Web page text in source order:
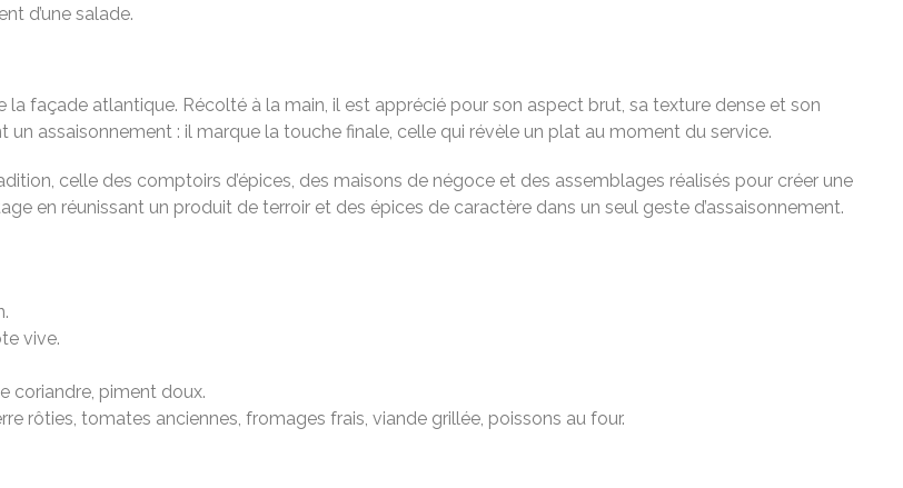
d’une salade.
la façade atlantique. Récolté à la main, il est apprécié pour son aspect brut, sa texture dense et son
un assaisonnement : il marque la touche finale, celle qui révèle un plat au moment du service.
celle des comptoirs d’épices, des maisons de négoce et des assemblages réalisés pour créer une
en réunissant un produit de terroir et des épices de caractère dans un seul geste d’assaisonnement.
vive.
coriandre, piment doux.
rôties, tomates anciennes, fromages frais, viande grillée, poissons au four.